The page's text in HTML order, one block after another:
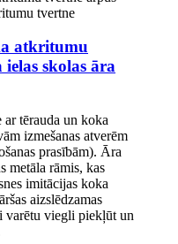
atkritumu
skolas āra
tērauda un koka
izmešanas atverēm
prasībām). Āra
metāla rāmis, kas
imitācijas koka
aizslēdzamas
varētu viegli piekļūt un